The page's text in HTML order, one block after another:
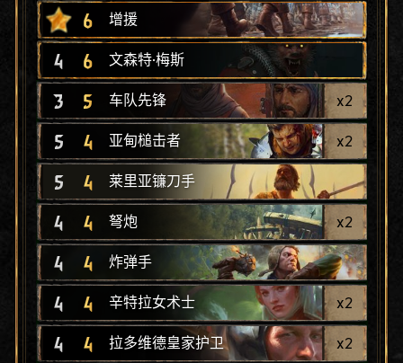
6 增援
4 6 文森特·梅斯
3 5 车队先锋 x2
5 4 亚甸槌击者 x2
5 4 莱里亚镰刀手
4 4 弩炮 x2
4 4 炸弹手
4 4 辛特拉女术士 x2
4 4 拉多维德皇家护卫 x2